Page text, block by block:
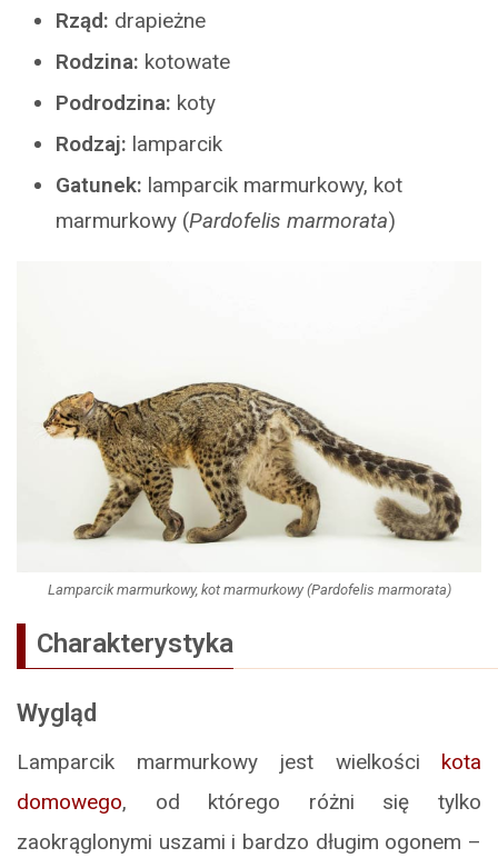
Rząd: drapieżne
Rodzina: kotowate
Podrodzina: koty
Rodzaj: lamparcik
Gatunek: lamparcik marmurkowy, kot
marmurkowy (Pardofelis marmorata)
Lamparcik marmurkowy, kot marmurkowy (Pardofelis marmorata)
Charakterystyka
Wygląd
Lamparcik marmurkowy jest wielkości kota
domowego, od którego różni się tylko
zaokrąglonymi uszami i bardzo długim ogonem –